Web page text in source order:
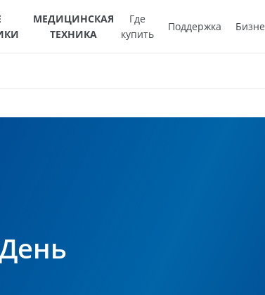
МЕДИЦИНСКАЯ
ТЕХНИКА
Где
купить
Поддержка